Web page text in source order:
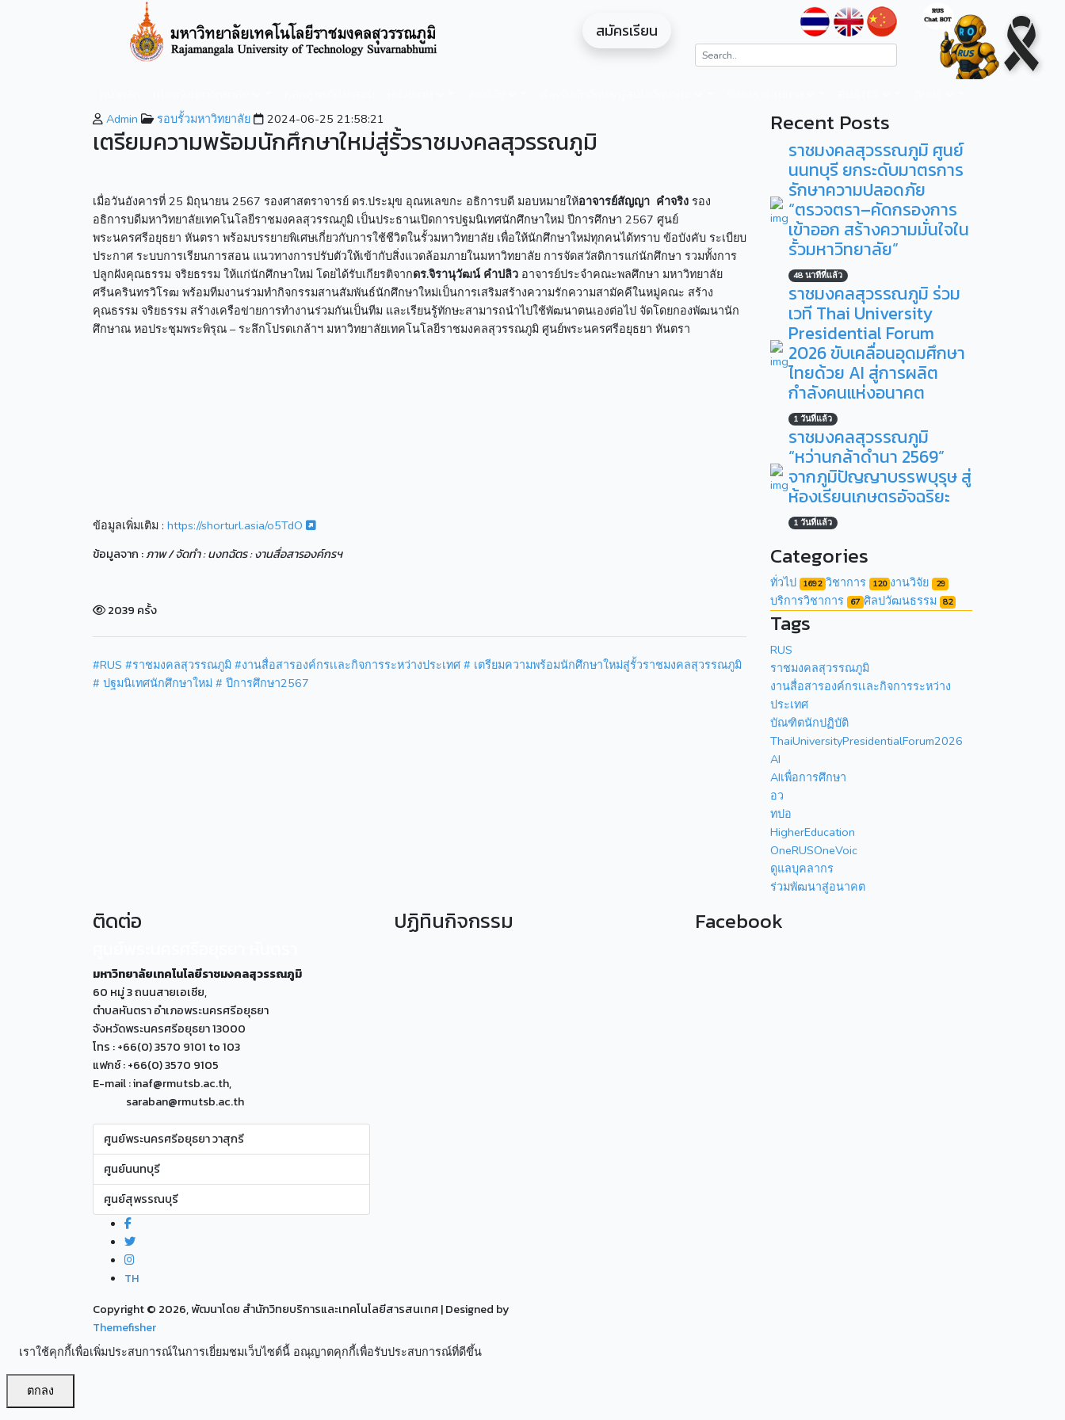
สมัครเรียน
Admin รอบรั้วมหาวิทยาลัย 2024-06-25 21:58:21
เตรียมความพร้อมนักศึกษาใหม่สู่รั้วราชมงคลสุวรรณภูมิ
เมื่อวันอังคารที่ 25 มิถุนายน 2567 รองศาสตราจารย์ ดร.ประมุข อุณหเลขกะ อธิการบดี มอบหมายให้อาจารย์สัญญา คำจริง รอง
อธิการบดีมหาวิทยาลัยเทคโนโลยีราชมงคลสุวรรณภูมิ เป็นประธานเปิดการปฐมนิเทศนักศึกษาใหม่ ปีการศึกษา 2567 ศูนย์
พระนครศรีอยุธยา หันตรา พร้อมบรรยายพิเศษเกี่ยวกับการใช้ชีวิตในรั้วมหาวิทยาลัย เพื่อให้นักศึกษาใหม่ทุกคนได้ทราบ ข้อบังคับ ระเบียบ
ประกาศ ระบบการเรียนการสอน แนวทางการปรับตัวให้เข้ากับสิ่งแวดล้อมภายในมหาวิทยาลัย การจัดสวัสดิการแก่นักศึกษา รวมทั้งการ
ปลูกฝังคุณธรรม จริยธรรม ให้แก่นักศึกษาใหม่ โดยได้รับเกียรติจากดร.จิรานุวัฒน์ คำปลิว อาจารย์ประจำคณะพลศึกษา มหาวิทยาลัย
ศรีนครินทรวิโรฒ พร้อมทีมงานร่วมทำกิจกรรมสานสัมพันธ์นักศึกษาใหม่เป็นการเสริมสร้างความรักความสามัคคีในหมู่คณะ สร้าง
คุณธรรม จริยธรรม สร้างเครือข่ายการทำงานร่วมกันเป็นทีม และเรียนรู้ทักษะสามารถนำไปใช้พัฒนาตนเองต่อไป จัดโดยกองพัฒนานัก
ศึกษาณ หอประชุมพระพิรุณ – ระลึกโปรดเกล้าฯ มหาวิทยาลัยเทคโนโลยีราชมงคลสุวรรณภูมิ ศูนย์พระนครศรีอยุธยา หันตรา
ข้อมูลเพิ่มเติม : https://shorturl.asia/o5TdO
ข้อมูลจาก :ภาพ / จัดทำ : นงทฉัตร : งานสื่อสารองค์กรฯ
2039 ครั้ง
#RUS #ราชมงคลสุวรรณภูมิ #งานสื่อสารองค์กรเเละกิจการระหว่างประเทศ # เตรียมความพร้อมนักศึกษาใหม่สู่รั้วราชมงคลสุวรรณภูมิ
# ปฐมนิเทศนักศึกษาใหม่ # ปีการศึกษา2567
Recent Posts
ราชมงคลสุวรรณภูมิ ศูนย์
นนทบุรี ยกระดับมาตรการ
รักษาความปลอดภัย
“ตรวจตรา–คัดกรองการ
เข้าออก สร้างความมั่นใจใน
รั้วมหาวิทยาลัย”
48 นาทีที่แล้ว
ราชมงคลสุวรรณภูมิ ร่วม
เวที Thai University
Presidential Forum
2026 ขับเคลื่อนอุดมศึกษา
ไทยด้วย AI สู่การผลิต
กำลังคนแห่งอนาคต
1 วันที่แล้ว
ราชมงคลสุวรรณภูมิ
“หว่านกล้าดำนา 2569”
จากภูมิปัญญาบรรพบุรุษ สู่
ห้องเรียนเกษตรอัจฉริยะ
1 วันที่แล้ว
Categories
ทั่วไป 1692 วิชาการ 120 งานวิจัย 29
บริการวิชาการ 67 ศิลปวัฒนธรรม 82
Tags
RUS
ราชมงคลสุวรรณภูมิ
งานสื่อสารองค์กรเเละกิจการระหว่าง
ประเทศ
บัณฑิตนักปฏิบัติ
ThaiUniversityPresidentialForum2026
AI
AIเพื่อการศึกษา
อว
ทปอ
HigherEducation
OneRUSOneVoic
ดูแลบุคลากร
ร่วมพัฒนาสู่อนาคต
ติดต่อ
มหาวิทยาลัยเทคโนโลยีราชมงคลสุวรรณภูมิ
60 หมู่ 3 ถนนสายเอเซีย,
ตำบลหันตรา อำเภอพระนครศรีอยุธยา
จังหวัดพระนครศรีอยุธยา 13000
โทร : +66(0) 3570 9101 to 103
แฟกซ์ : +66(0) 3570 9105
E-mail : inaf@rmutsb.ac.th,
saraban@rmutsb.ac.th
ศูนย์พระนครศรีอยุธยา วาสุกรี
ศูนย์นนทบุรี
ศูนย์สุพรรณบุรี
TH
ปฏิทินกิจกรรม Facebook
Copyright © 2026, พัฒนาโดย สำนักวิทยบริการและเทคโนโลยีสารสนเทศ| Designed by
Themefisher
เราใช้คุกกี้เพื่อเพิ่มประสบการณ์ในการเยี่ยมชมเว็บไซต์นี้ อณุญาตคุกกี้เพื่อรับประสบการณ์ที่ดีขึ้น
ตกลง